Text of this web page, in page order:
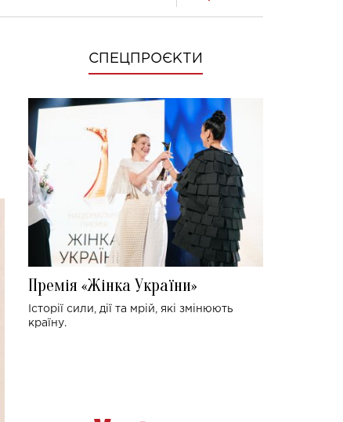
СПЕЦПРОЄКТИ
Премія «Жінка України»
Історії сили, дії та мрій, які змінюють
країну.